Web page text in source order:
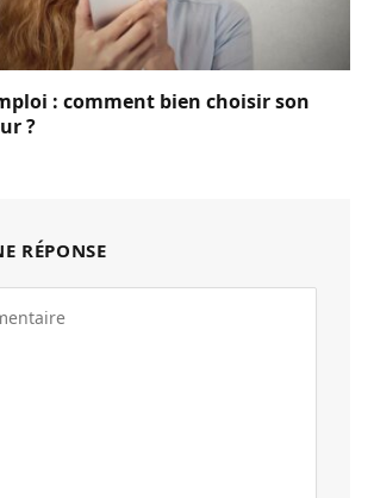
: comment bien choisir son
?
RÉPONSE